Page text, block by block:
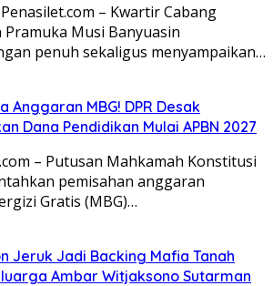
– Kwartir Cabang
Pramuka Musi Banyuasin
penuh sekaligus menyampaikan…
Anggaran MBG! DPR Desak
Dana Pendidikan Mulai APBN 2027
– Putusan Mahkamah Konstitusi
pemisahan anggaran
Gratis (MBG)…
Jeruk Jadi Backing Mafia Tanah
Ambar Witjaksono Sutarman